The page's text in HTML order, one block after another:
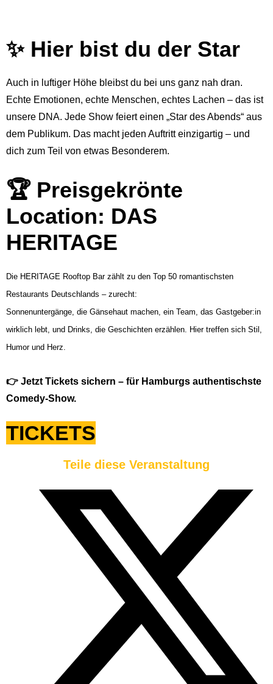
✨ Hier bist du der Star
Auch in luftiger Höhe bleibst du bei uns ganz nah dran.
Echte Emotionen, echte Menschen, echtes Lachen – das ist
unsere DNA. Jede Show feiert einen „Star des Abends“ aus
dem Publikum. Das macht jeden Auftritt einzigartig – und
dich zum Teil von etwas Besonderem.
🏆 Preisgekrönte
Location: DAS
HERITAGE
Die HERITAGE Rooftop Bar zählt zu den Top 50 romantischsten
Restaurants Deutschlands – zurecht:
Sonnenuntergänge, die Gänsehaut machen, ein Team, das Gastgeber:in
wirklich lebt, und Drinks, die Geschichten erzählen. Hier treffen sich Stil,
Humor und Herz.
👉 Jetzt Tickets sichern – für Hamburgs authentischste
Comedy-Show.
TICKETS
Teile diese Veranstaltung